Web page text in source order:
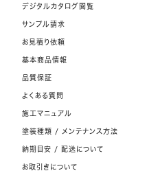
デジタルカタログ閲覧
サンプル請求
お見積り依頼
基本商品情報
品質保証
よくある質問
施工マニュアル
塗装種類 / メンテナンス方法
納期目安 / 配送について
お取引きについて